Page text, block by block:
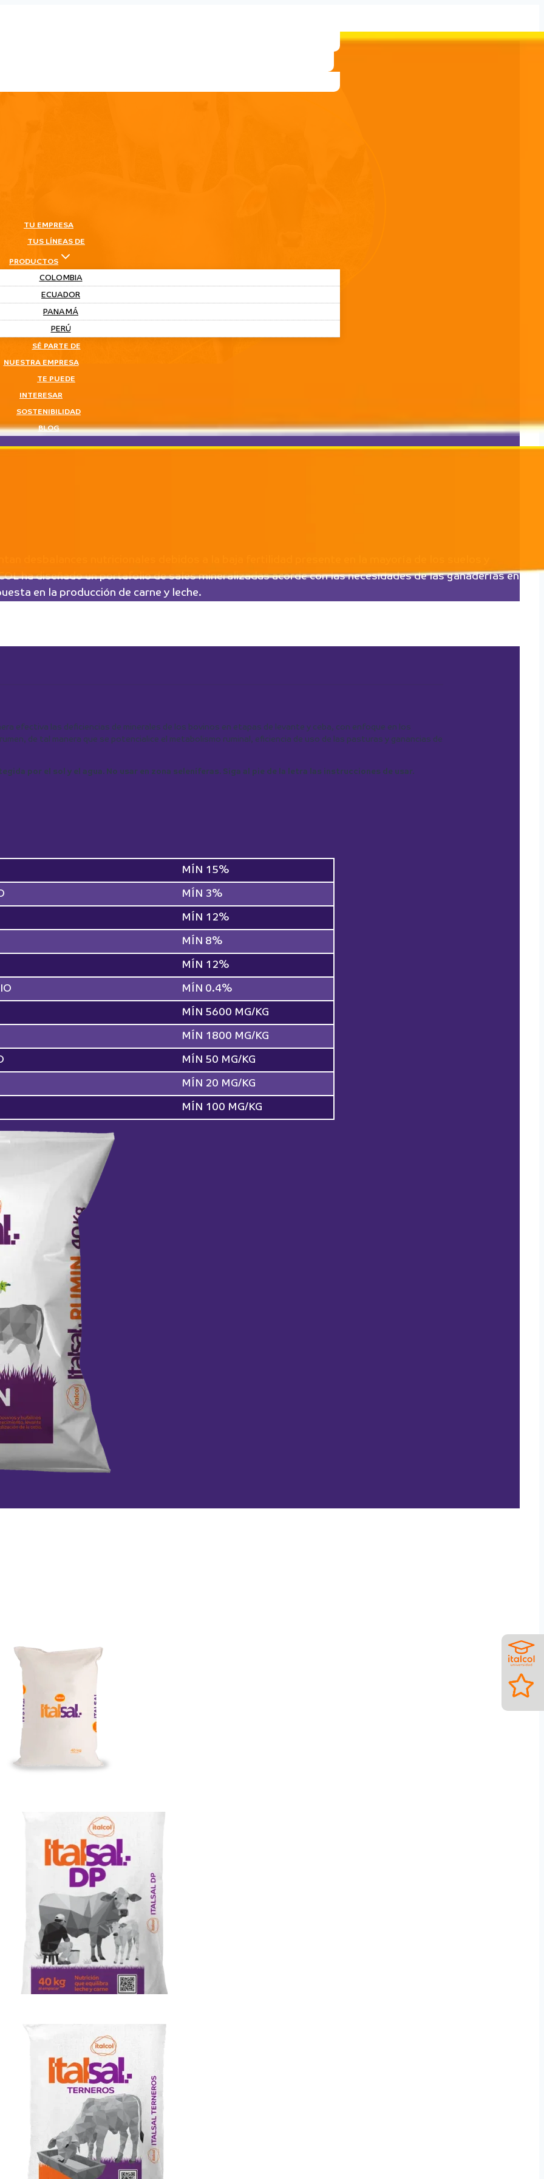
TU EMPRESA
TUS LÍNEAS DE
PRODUCTOS
COLOMBIA
ECUADOR
PANAMÁ
PERÚ
SÉ PARTE DE
NUESTRA EMPRESA
TE PUEDE
INTERESAR
SOSTENIBILIDAD
BLOG
ha diseñado un portafolio de sales mineralizadas acorde con las necesidades de las ganaderías en
en la producción de carne y leche.
efectiva las deficiencias de minerales de los bovinos en etapas de levante y ceba, con enfoque en los
de tal manera que se potencialice el metabolismo ruminal, eficiencia de uso de las pasturas y ganancias de
por el sol y el agua. No usar en zona seleníferas. Siga al pie de la letra las instrucciones de usar.
MÍN 15%
MÍN 3%
MÍN 12%
MÍN 8%
MÍN 12%
MÍN 0.4%
MÍN 5600 MG/KG
MÍN 1800 MG/KG
MÍN 50 MG/KG
MÍN 20 MG/KG
MÍN 100 MG/KG